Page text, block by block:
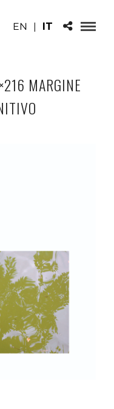
EN | IT
MARGINE